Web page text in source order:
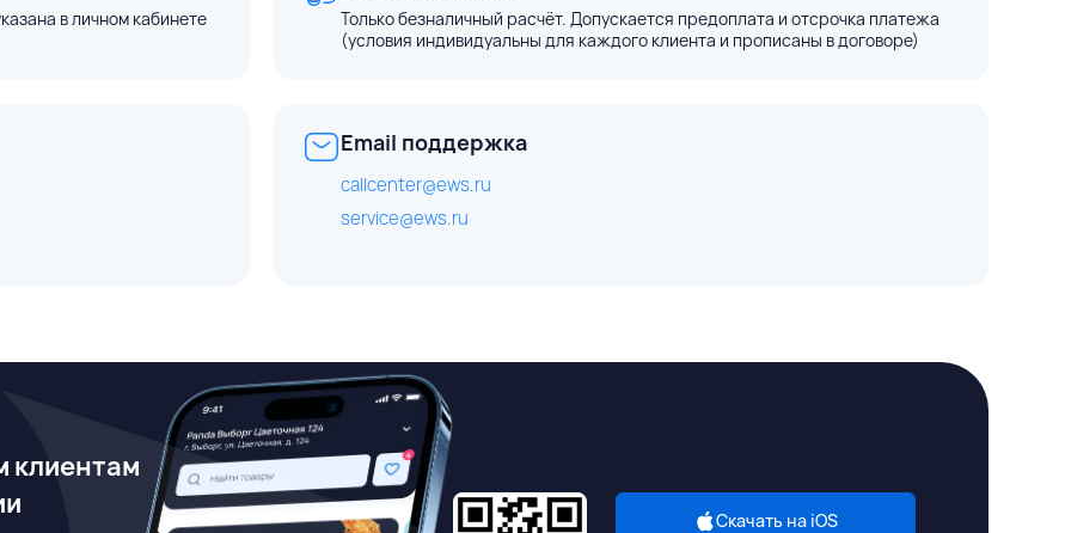
в личном кабинете
Только безналичный расчёт. Допускается предоплата и отсрочка платежа
(условия индивидуальны для каждого клиента и прописаны в договоре)
Email поддержка
callcenter@ews.ru
service@ews.ru
Скачать на iOS